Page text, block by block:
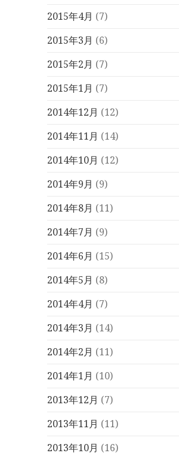
2015年4月 (7)
2015年3月 (6)
2015年2月 (7)
2015年1月 (7)
2014年12月 (12)
2014年11月 (14)
2014年10月 (12)
2014年9月 (9)
2014年8月 (11)
2014年7月 (9)
2014年6月 (15)
2014年5月 (8)
2014年4月 (7)
2014年3月 (14)
2014年2月 (11)
2014年1月 (10)
2013年12月 (7)
2013年11月 (11)
2013年10月 (16)